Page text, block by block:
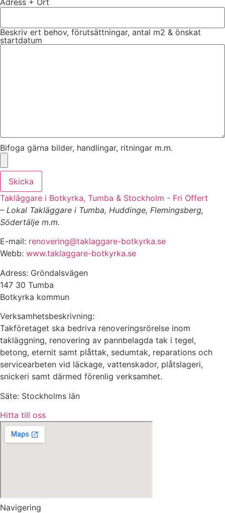
Beskriv ert behov, förutsättningar, antal m2 & önskat
startdatum
Bifoga gärna bilder, handlingar, ritningar m.m.
Skicka
Takläggare i Botkyrka, Tumba & Stockholm - Fri Offert
– Lokal Takläggare i Tumba, Huddinge, Flemingsberg,
Södertälje m.m.
E-mail: renovering@taklaggare-botkyrka.se
Webb: www.taklaggare-botkyrka.se
Adress: Gröndalsvägen
147 30 Tumba
Botkyrka kommun
Verksamhetsbeskrivning:
Takföretaget ska bedriva renoveringsrörelse inom
takläggning, renovering av pannbelagda tak i tegel,
betong, eternit samt plåttak, sedumtak, reparations och
servicearbeten vid läckage, vattenskador, plåtslageri,
snickeri samt därmed förenlig verksamhet.
Säte: Stockholms län
Hitta till oss
Navigering